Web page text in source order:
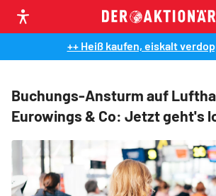
++ Heiß kaufen, eiskalt
Buchungs-Ansturm auf
Eurowings & Co: Jetzt geht's